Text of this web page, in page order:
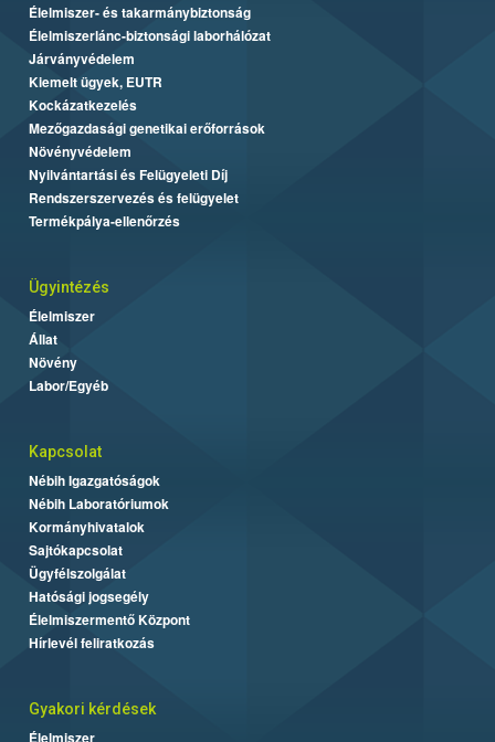
Élelmiszer- és takarmánybiztonság
Élelmiszerlánc-biztonsági laborhálózat
Járványvédelem
Kiemelt ügyek, EUTR
Kockázatkezelés
Mezőgazdasági genetikai erőforrások
Növényvédelem
Nyilvántartási és Felügyeleti Díj
Rendszerszervezés és felügyelet
Termékpálya-ellenőrzés
Ügyintézés
Élelmiszer
Állat
Növény
Labor/Egyéb
Kapcsolat
Nébih Igazgatóságok
Nébih Laboratóriumok
Kormányhivatalok
Sajtókapcsolat
Ügyfélszolgálat
Hatósági jogsegély
Élelmiszermentő Központ
Hírlevél feliratkozás
Gyakori kérdések
Élelmiszer